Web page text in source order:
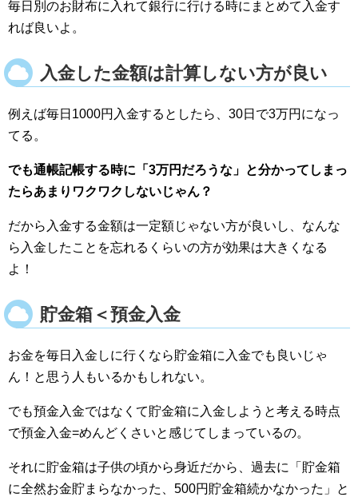
毎日別のお財布に入れて銀行に行ける時にまとめて入金す
れば良いよ。
入金した金額は計算しない方が良い
例えば毎日1000円入金するとしたら、30日で3万円になっ
てる。
でも通帳記帳する時に「3万円だろうな」と分かってしまっ
たらあまりワクワクしないじゃん？
だから入金する金額は一定額じゃない方が良いし、なんな
ら入金したことを忘れるくらいの方が効果は大きくなる
よ！
貯金箱＜預金入金
お金を毎日入金しに行くなら貯金箱に入金でも良いじゃ
ん！と思う人もいるかもしれない。
でも預金入金ではなくて貯金箱に入金しようと考える時点
で預金入金=めんどくさいと感じてしまっているの。
それに貯金箱は子供の頃から身近だから、過去に「貯金箱
に全然お金貯まらなかった、500円貯金箱続かなかった」と